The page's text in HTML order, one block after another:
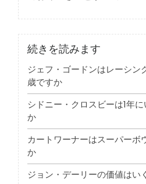
続きを読みます
ジェフ・ゴードンはレーシン
歳ですか
シドニー・クロスビーは1年
か
カートワーナーはスーパーボ
か
ジョン・デーリーの価値はい